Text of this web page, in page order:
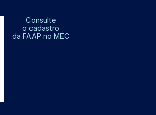
Consulte
o cadastro
da FAAP no MEC